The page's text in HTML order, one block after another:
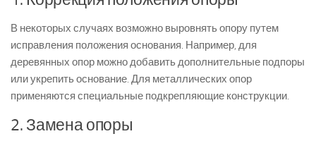
В некоторых случаях возможно выровнять опору путем
исправления положения основания. Например, для
деревянных опор можно добавить дополнительные подпоры
или укрепить основание. Для металлических опор
применяются специальные подкрепляющие конструкции.
2. Замена опоры